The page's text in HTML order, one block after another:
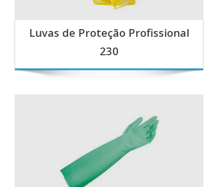
Luvas de Proteção Profissional
230